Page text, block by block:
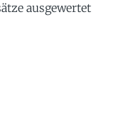
ausgewertet